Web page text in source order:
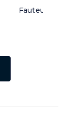
Fauteuil